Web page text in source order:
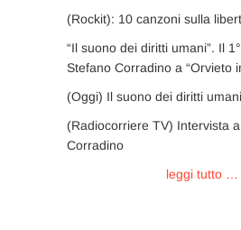
(Rockit): 10 canzoni sulla
“Il suono dei diritti umani”. Il
Stefano Corradino a “Orvieto
(Oggi) Il suono dei diritti umani
(Radiocorriere TV) Intervista
Corradino
leggi tutto …